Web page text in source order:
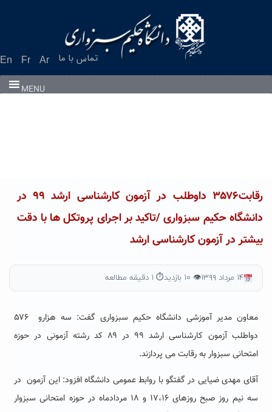
En Fr Ar تماس با ما
MENU
رقابت۳۵۷۶ داوطلب در آزمون کارشناسی ارشد ۹۹ در
دانشگاه حکیم سبزواری /تاکید بر اجرای پروتکل ها با دقت
بیشتر در آزمون کارشناسی ارشد
۱۴ مرداد ۱۳۹۹ 👁 ۱۰ بازدید ⏱ ۱ دقیقه مطالعه
معاون مدیر آموزشی دانشگاه حکیم سبزواری گفت: سه هزارو ۵۷۶
دواطلب آزمون کارشناسی ارشد ۹۹ در ۸۹ کد رشته آزمونی در حوزه
امتحانی سبزوار به رقابت می پردازند.
آقای مهدی ضیایی در گفتگو با روابط عمومی دانشگاه افزود: این آزمون در
سه نیم روز صبح روزهای ۱۷،۱۶ و ۱۸ مردادماه در حوزه امتحانی سبزوار